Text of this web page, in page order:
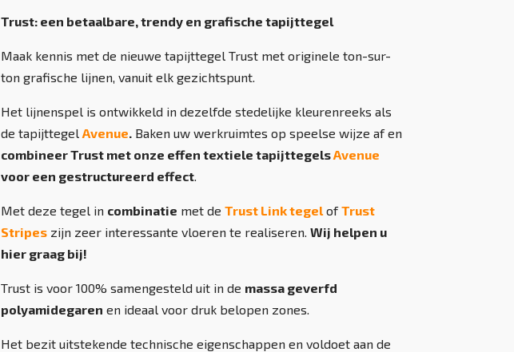
Trust: een betaalbare, trendy en grafische tapijttegel
Maak kennis met de nieuwe tapijttegel Trust met originele ton-sur-
ton grafische lijnen, vanuit elk gezichtspunt.
Het lijnenspel is ontwikkeld in dezelfde stedelijke kleurenreeks als
de tapijttegel Avenue.Baken uw werkruimtes op speelse wijze af en
combineer Trust met onze effen textiele tapijttegelsAvenue
voor een gestructureerd effect.
Met deze tegel in combinatie met de Trust Link tegelofTrust
Stripeszijn zeer interessante vloeren te realiseren. Wij helpen u
hier graag bij!
Trust is voor 100% samengesteld uit in de massa geverfd
polyamidegaren en ideaal voor druk belopen zones.
Het bezit uitstekende technische eigenschappen en voldoet aan de